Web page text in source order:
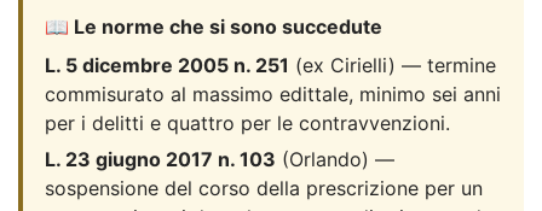
📖 Le norme che si sono succedute
L. 5 dicembre 2005 n. 251 (ex Cirielli) — termine
commisurato al massimo edittale, minimo sei anni
per i delitti e quattro per le contravvenzioni.
L. 23 giugno 2017 n. 103 (Orlando) —
sospensione del corso della prescrizione per un